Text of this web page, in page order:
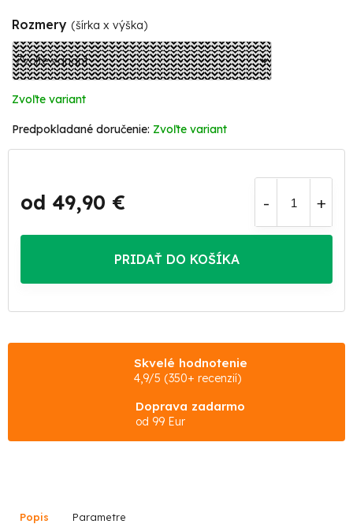
Rozmery (šírka x výška)
Zvoľte variant
Zvoľte variant
od 49,90 €
Jednotková
cena:
PRIDAŤ DO KOŠÍKA
Skvelé hodnotenie
4,9/5 (350+ recenzií)
Doprava zadarmo
od 99 Eur
Popis Parametre